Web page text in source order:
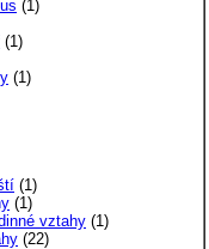
(1)
(1)
(1)
(1)
(1)
vztahy (1)
(22)